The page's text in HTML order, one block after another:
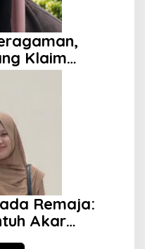
Klaim
Islam
Remaja:
Akar